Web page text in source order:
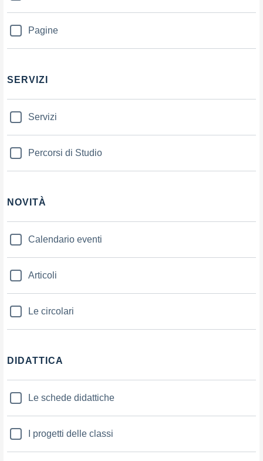
Pagine
SERVIZI
Servizi
Percorsi di Studio
NOVITÀ
Calendario eventi
Articoli
Le circolari
DIDATTICA
Le schede didattiche
I progetti delle classi